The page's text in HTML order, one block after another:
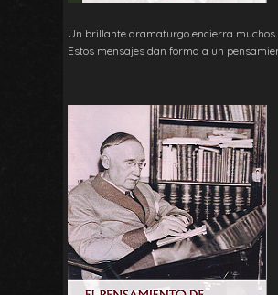
Un brillante dramaturgo encierra muchos
Estos mensajes dan forma a un